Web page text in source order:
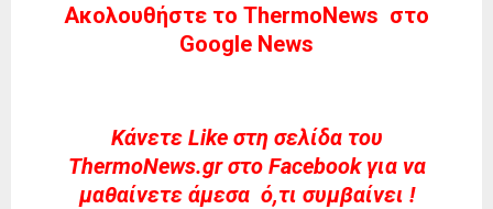
Ακολουθήστε το ThermoNews στο
Google News
Kάνετε Like στη σελίδα του
ThermoNews.gr στο Facebook για να
μαθαίνετε άμεσα ό,τι συμβαίνει !